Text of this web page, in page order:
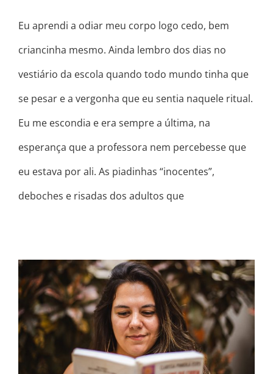
Eu aprendi a odiar meu corpo logo cedo, bem
criancinha mesmo. Ainda lembro dos dias no
vestiário da escola quando todo mundo tinha que
se pesar e a vergonha que eu sentia naquele ritual.
Eu me escondia e era sempre a última, na
esperança que a professora nem percebesse que
eu estava por ali. As piadinhas “inocentes”,
deboches e risadas dos adultos que
O TEXTO QUE MUDOU MINHA VIDA